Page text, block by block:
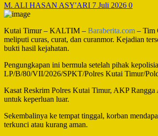
M. ALI HASAN ASY'ARI 7 Juli 2026 0
Kutai Timur – KALTIM – Baraberita.com – Tim
meliputi curas, curat, dan curanmor. Kejadian
bukti hasil kejahatan.
Pengungkapan ini bermula setelah pihak
LP/B/80/VII/2026/SPKT/Polres Kutai Timur/
Kasat Reskrim Polres Kutai Timur, AKP
untuk keperluan luar.
Sekembalinya ke tempat tinggal, korban
terkunci atau kurang aman.